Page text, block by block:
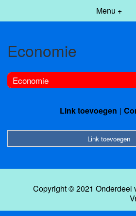
Menu +
Economie
Economie
Link toevoegen
Link toevoegen
Copyright © 2021 Onderdeel